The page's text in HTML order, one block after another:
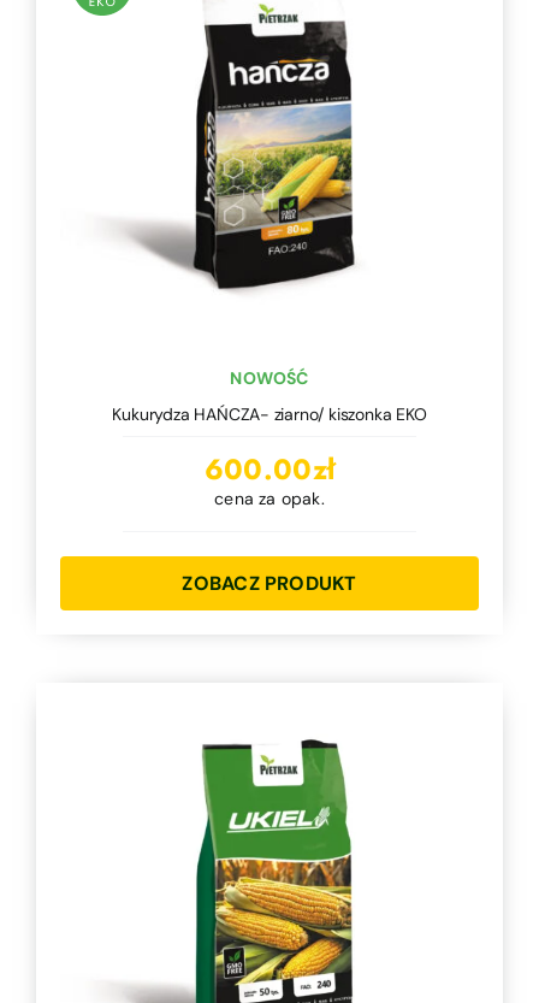
NOWOŚĆ
Kukurydza HAŃCZA- ziarno/ kiszonka EKO
600.00zł
cena za opak.
ZOBACZ PRODUKT